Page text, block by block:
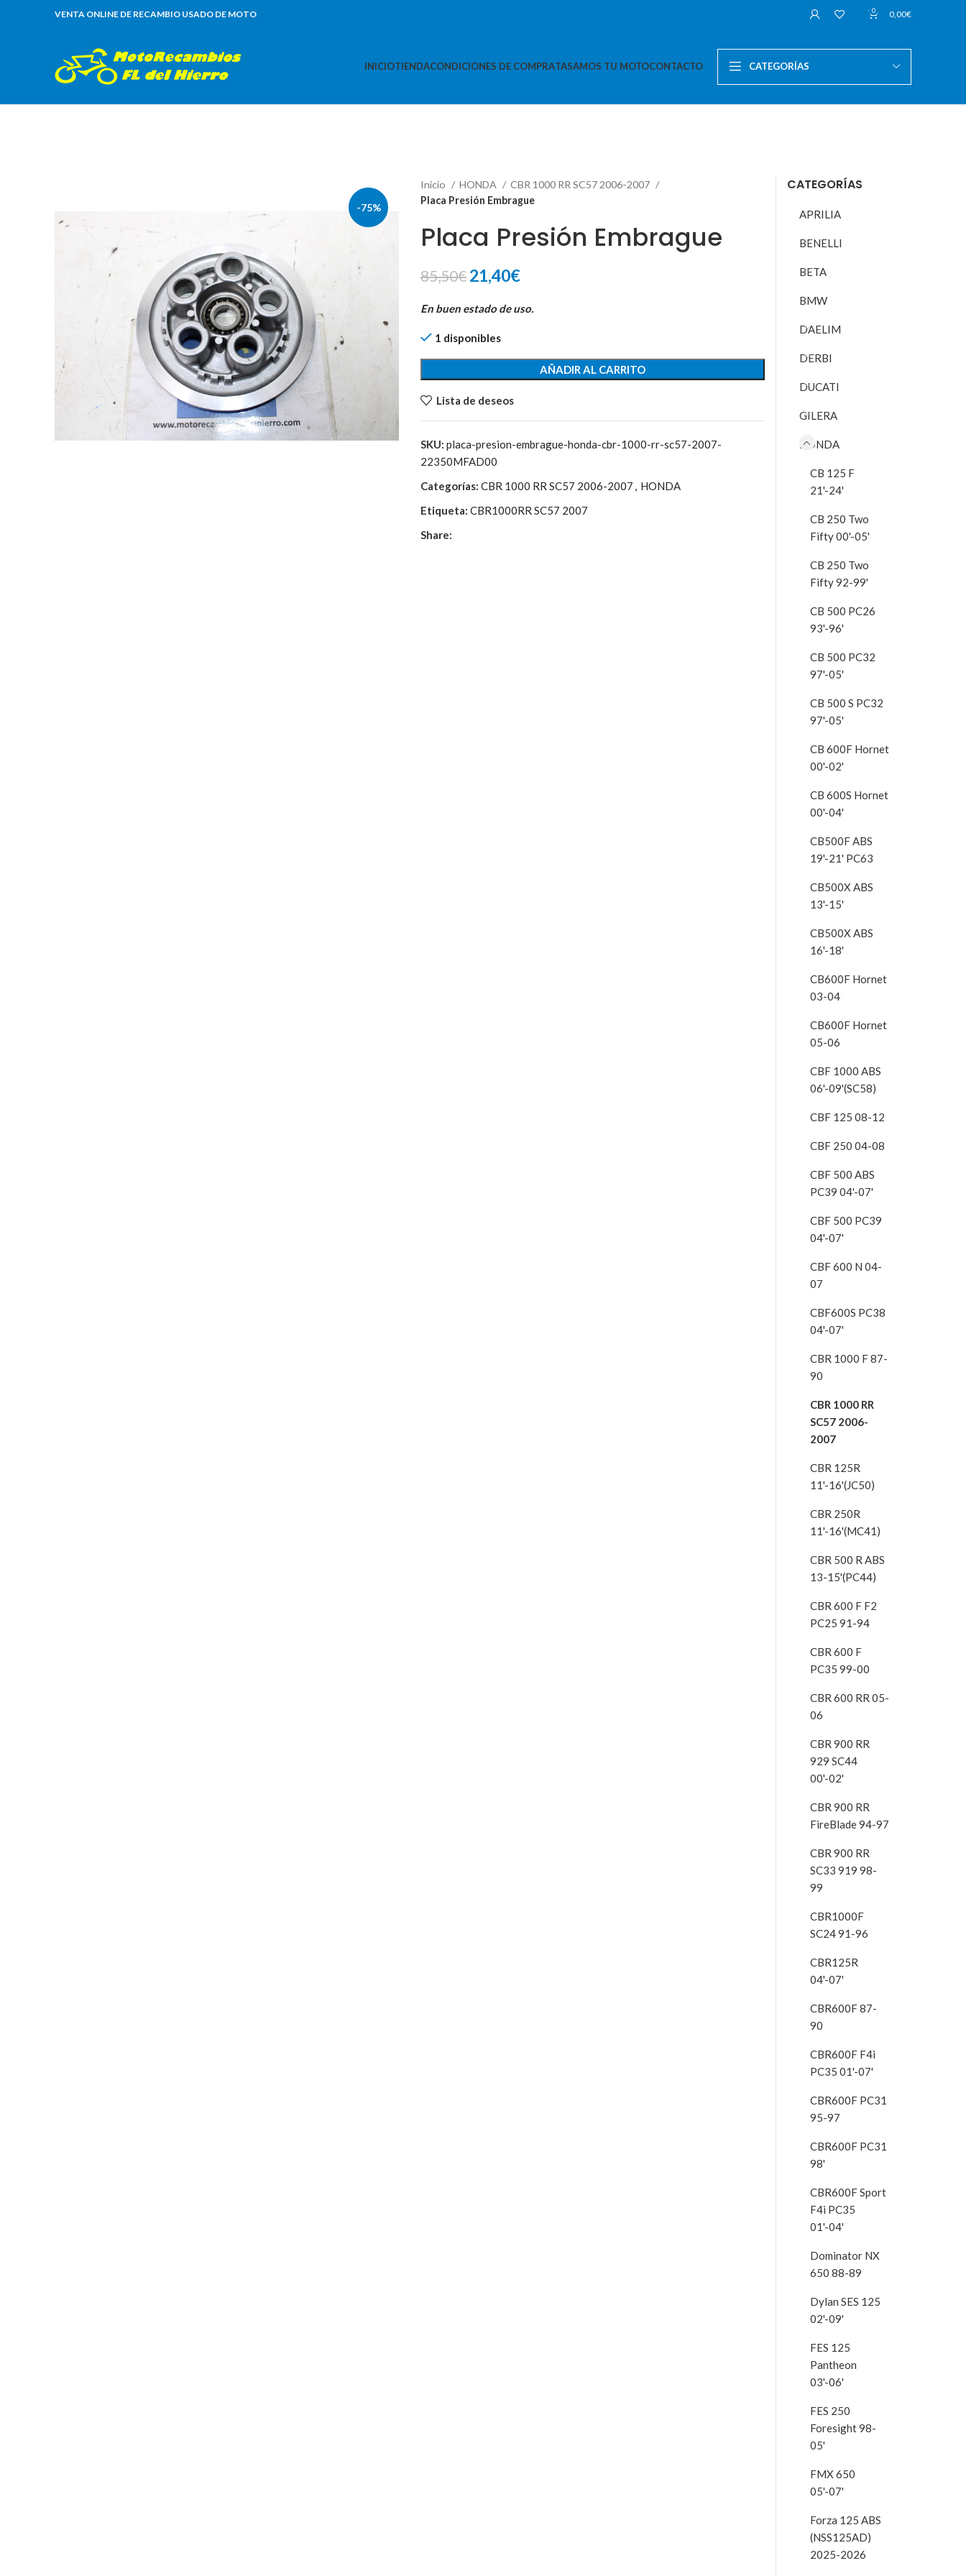
VENTA ONLINE DE RECAMBIO USADO DE MOTO 0 0,00€
INICIOTIENDACONDICIONES DE COMPRATASAMOS TU MOTOCONTACTO CATEGORÍAS
-75%
Inicio HONDA
CBR 1000 RR SC57 2006-2007
Placa Presión Embrague
Placa Presión Embrague
85,50€ El
original
era:
21,40€El
actual
En buen estado de uso.
1 disponibles
AÑADIR AL CARRITO
Lista de deseos
SKU:placa-presion-embrague-honda-cbr-1000-rr-sc57-2007-
22350MFAD00
Categorías: CBR 1000 RR SC57 2006-2007 , HONDA
Etiqueta: CBR1000RR SC57 2007
Share:
CATEGORÍAS
APRILIA
BENELLI
BETA
BMW
DAELIM
DERBI
DUCATI
GILERA
HONDA
CB 125 F
21'-24'
CB 250 Two
Fifty 00'-05'
CB 250 Two
Fifty 92-99'
CB 500 PC26
93'-96'
CB 500 PC32
97'-05'
CB 500 S PC32
97'-05'
CB 600F Hornet
00'-02'
CB 600S Hornet
00'-04'
CB500F ABS
19'-21' PC63
CB500X ABS
13'-15'
CB500X ABS
16'-18'
CB600F Hornet
03-04
CB600F Hornet
05-06
CBF 1000 ABS
06'-09'(SC58)
CBF 125 08-12
CBF 250 04-08
CBF 500 ABS
PC39 04'-07'
CBF 500 PC39
04'-07'
CBF 600 N 04-
07
CBF600S PC38
04'-07'
CBR 1000 F 87-
90
CBR 1000 RR
SC57 2006-
2007
CBR 125R
11'-16'(JC50)
CBR 250R
11'-16'(MC41)
CBR 500 R ABS
13-15'(PC44)
CBR 600 F F2
PC25 91-94
CBR 600 F
PC35 99-00
CBR 600 RR 05-
06
CBR 900 RR
929 SC44
00'-02'
CBR 900 RR
FireBlade 94-97
CBR 900 RR
SC33 919 98-
99
CBR1000F
SC24 91-96
CBR125R
04'-07'
CBR600F 87-
90
CBR600F F4i
PC35 01'-07'
CBR600F PC31
95-97
CBR600F PC31
98'
CBR600F Sport
F4i PC35
01'-04'
Dominator NX
650 88-89
Dylan SES 125
02'-09'
FES 125
Pantheon
03'-06'
FES 250
Foresight 98-
05'
FMX 650
05'-07'
Forza 125 ABS
(NSS125AD)
2025-2026